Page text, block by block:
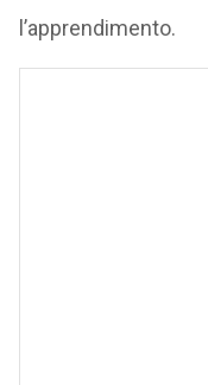
l’apprendimento.